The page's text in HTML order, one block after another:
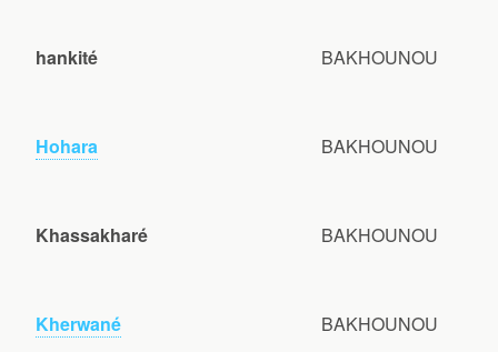
hankité BAKHOUNOU
Hohara BAKHOUNOU
Khassakharé BAKHOUNOU
Kherwané BAKHOUNOU